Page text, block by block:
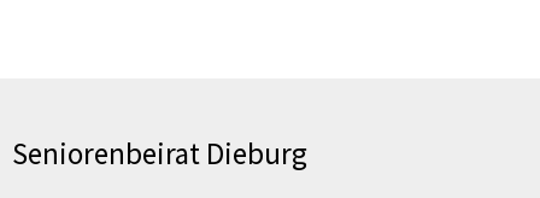
inSeniorenbeirat Dieburg